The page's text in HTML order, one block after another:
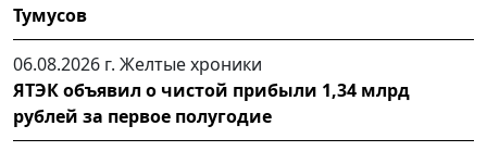
Тумусов
06.08.2026 г. Желтые хроники
ЯТЭК объявил о чистой прибыли 1,34 млрд
рублей за первое полугодие